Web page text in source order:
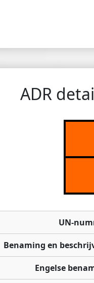
ADR
UN-
Benaming en
Engelse